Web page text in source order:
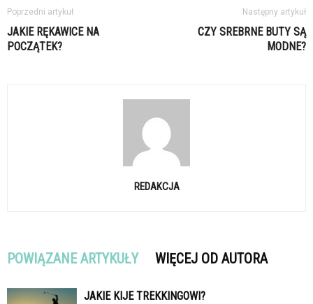
Poprzedni artykuł
JAKIE RĘKAWICE NA
POCZĄTEK?
Następny artykuł
CZY SREBRNE BUTY SĄ
MODNE?
REDAKCJA
POWIĄZANE ARTYKUŁY WIĘCEJ OD AUTORA
JAKIE KIJE TREKKINGOWI?